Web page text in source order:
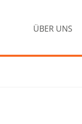
ÜBER UNS